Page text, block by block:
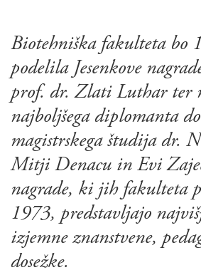
Biotehniška fakulteta bo
podelila Jesenkove
prof. dr. Zlati Luthar ter
najboljšega diplomanta
magistrskega študija dr.
Mitji Denacu in Evi
nagrade, ki jih fakulteta
1973, predstavljajo
izjemne znanstvene,
dosežke.